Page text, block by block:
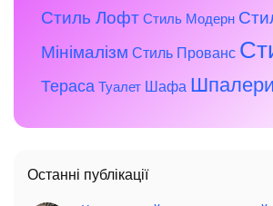
Стиль Лофт Стиль Модерн
Мінімалізм Стиль Прованс
Тераса Туалет Шафа Шпалери
Останні публікації